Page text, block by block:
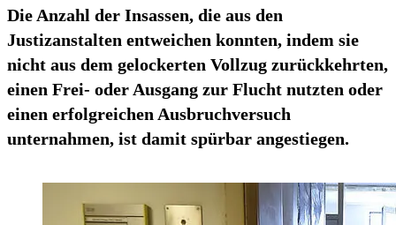
Die Anzahl der Insassen, die aus den
Justizanstalten entweichen konnten, indem sie
nicht aus dem gelockerten Vollzug zurückkehrten,
einen Frei- oder Ausgang zur Flucht nutzten oder
einen erfolgreichen Ausbruchversuch
unternahmen, ist damit spürbar angestiegen.